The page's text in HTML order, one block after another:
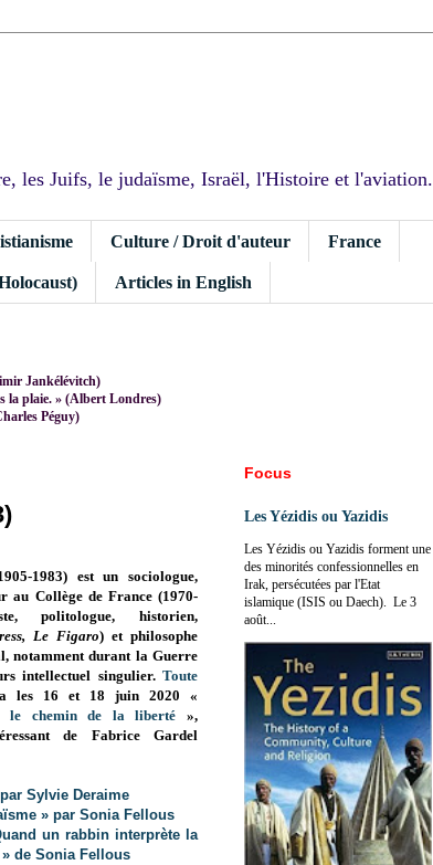
les Juifs, le judaïsme, Israël, l'Histoire et l'aviation.
Culture / Droit d'auteur France
Articles in English
Jankélévitch)
la plaie. » (Albert Londres)
Péguy)
1983) est un sociologue,
au Collège de France (1970-
politologue, historien,
Le Figaro) et philosophe
notamment durant la Guerre
intellectuel singulier. Toute
les 16 et 18 juin 2020 «
le chemin de la liberté »,
de Fabrice Gardel
Sylvie Deraime
» par Sonia Fellous
un rabbin interprète la
de Sonia Fellous
Focus
Les Yézidis ou Yazidis
Les Yézidis ou Yazidis forment une
des minorités confessionnelles en
Irak, persécutées par l'Etat
islamique (ISIS ou Daech). Le 3
août...